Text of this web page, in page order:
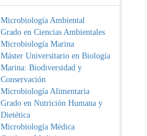
Microbiología Ambiental
Grado en Ciencias Ambientales
Microbiología Marina
Máster Universitario en Biología
Marina: Biodiversidad y
Conservación
Microbiología Alimentaria
Grado en Nutrición Humana y
Dietética
Microbiología Médica